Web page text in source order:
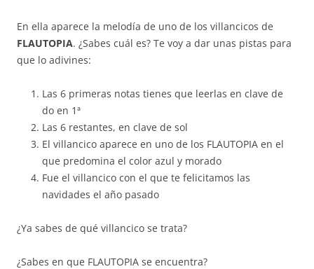
En ella aparece la melodía de uno de los villancicos de
FLAUTOPIA. ¿Sabes cuál es? Te voy a dar unas pistas para
que lo adivines:
Las 6 primeras notas tienes que leerlas en clave de
do en 1ª
Las 6 restantes, en clave de sol
El villancico aparece en uno de los FLAUTOPIA en el
que predomina el color azul y morado
Fue el villancico con el que te felicitamos las
navidades el año pasado
¿Ya sabes de qué villancico se trata?
¿Sabes en que FLAUTOPIA se encuentra?